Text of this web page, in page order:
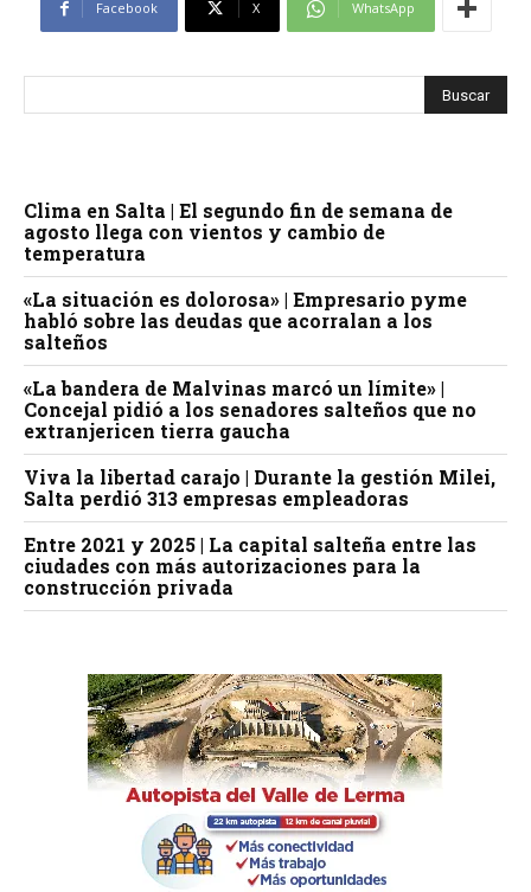
Facebook X WhatsApp
Clima en Salta | El segundo fin de semana de
agosto llega con vientos y cambio de
temperatura
«La situación es dolorosa» | Empresario pyme
habló sobre las deudas que acorralan a los
salteños
«La bandera de Malvinas marcó un límite» |
Concejal pidió a los senadores salteños que no
extranjericen tierra gaucha
Viva la libertad carajo | Durante la gestión Milei,
Salta perdió 313 empresas empleadoras
Entre 2021 y 2025 | La capital salteña entre las
ciudades con más autorizaciones para la
construcción privada